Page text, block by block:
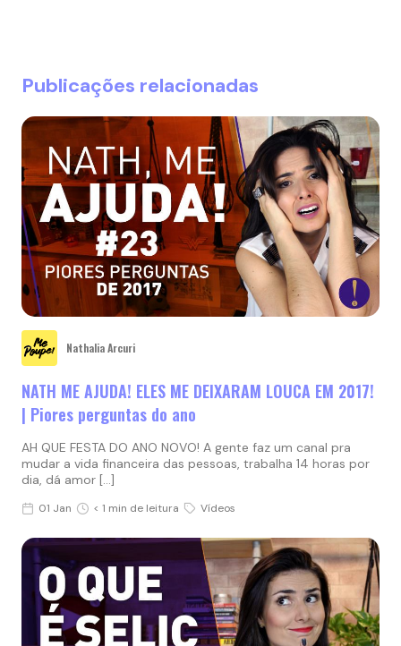
Publicações relacionadas
Nathalia Arcuri
NATH ME AJUDA! ELES ME DEIXARAM LOUCA EM 2017!
| Piores perguntas do ano
AH QUE FESTA DO ANO NOVO! A gente faz um canal pra
mudar a vida financeira das pessoas, trabalha 14 horas por
dia, dá amor […]
01 Jan < 1 min de leitura Vídeos